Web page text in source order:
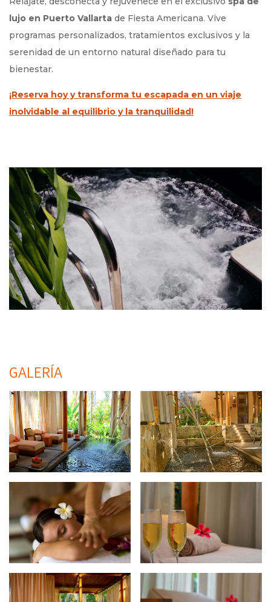
lujo en Puerto Vallarta de Fiesta Americana. Vive
programas personalizados, tratamientos exclusivos y la
serenidad de un entorno natural diseñado para tu
bienestar.
¡Reserva hoy y transforma tu escapada en un viaje
inolvidable al equilibrio y la tranquilidad!
GALERÍA